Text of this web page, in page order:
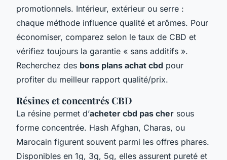
promotionnels. Intérieur, extérieur ou serre :
chaque méthode influence qualité et arômes. Pour
économiser, comparez selon le taux de CBD et
vérifiez toujours la garantie « sans additifs ».
Recherchez des bons plans achat cbd pour
profiter du meilleur rapport qualité/prix.
Résines et concentrés CBD
La résine permet d’acheter cbd pas cher sous
forme concentrée. Hash Afghan, Charas, ou
Marocain figurent souvent parmi les offres phares.
Disponibles en 1g, 3g, 5g, elles assurent pureté et